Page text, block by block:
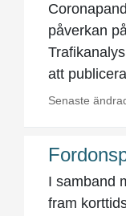
påverkan
att
Senaste
I samband
fram